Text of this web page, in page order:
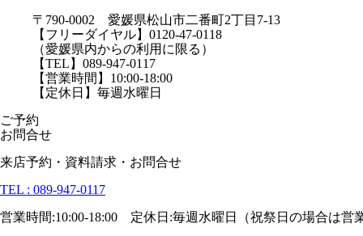
〒790-0002 愛媛県松山市二番町2丁目7-13
【フリーダイヤル】0120-47-0118
（愛媛県内からの利用に限る）
【TEL】089-947-0117
【営業時間】10:00-18:00
【定休日】毎週水曜日
ご予約
お問合せ
来店予約・資料請求・お問合せ
TEL : 089-947-0117
営業時間:10:00-18:00 定休日:毎週水曜日（祝祭日の場合は営